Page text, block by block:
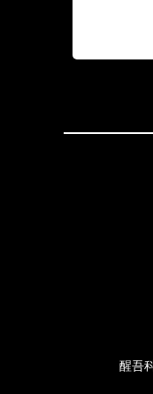
醒吾